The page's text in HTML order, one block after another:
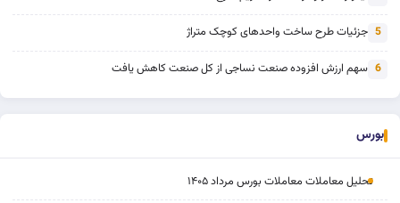
5 جزئیات طرح ساخت واحدهای کوچک متراژ
6 سهم ارزش افزوده صنعت نساجی از کل صنعت کاهش یافت
بورس
تحلیل معاملات معاملات بورس مرداد ۱۴۰۵